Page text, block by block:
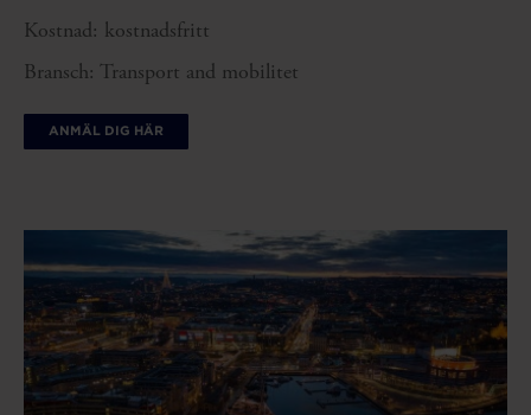
Kostnad: kostnadsfritt
Bransch: Transport and mobilitet
ANMÄL DIG HÄR